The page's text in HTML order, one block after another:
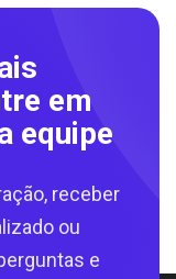
em
equipe
receber
ou
e